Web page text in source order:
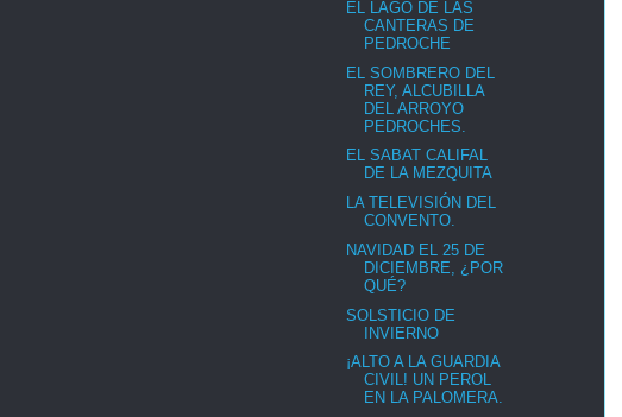
EL LAGO DE LAS
CANTERAS DE
PEDROCHE
EL SOMBRERO DEL
REY, ALCUBILLA
DEL ARROYO
PEDROCHES.
EL SABAT CALIFAL
DE LA MEZQUITA
LA TELEVISIÓN DEL
CONVENTO.
NAVIDAD EL 25 DE
DICIEMBRE, ¿POR
QUÉ?
SOLSTICIO DE
INVIERNO
¡ALTO A LA GUARDIA
CIVIL! UN PEROL
EN LA PALOMERA.